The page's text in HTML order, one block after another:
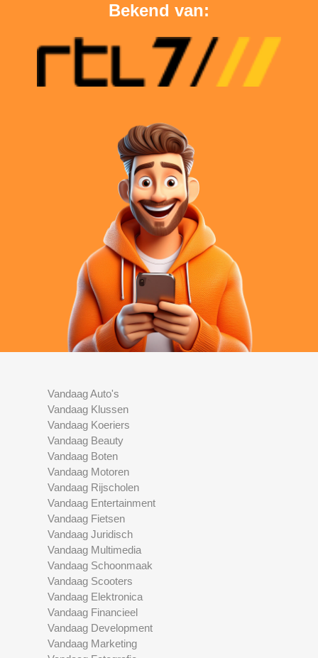
Bekend van:
Vandaag Auto's
Vandaag Klussen
Vandaag Koeriers
Vandaag Beauty
Vandaag Boten
Vandaag Motoren
Vandaag Rijscholen
Vandaag Entertainment
Vandaag Fietsen
Vandaag Juridisch
Vandaag Multimedia
Vandaag Schoonmaak
Vandaag Scooters
Vandaag Elektronica
Vandaag Financieel
Vandaag Development
Vandaag Marketing